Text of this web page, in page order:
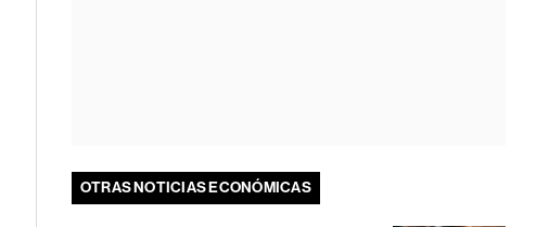
OTRAS NOTICIAS ECONÓMICAS